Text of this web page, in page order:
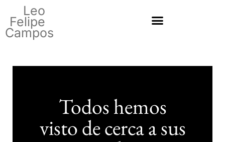
Leo
Felipe
Campos
Todos hemos
visto de cerca a sus